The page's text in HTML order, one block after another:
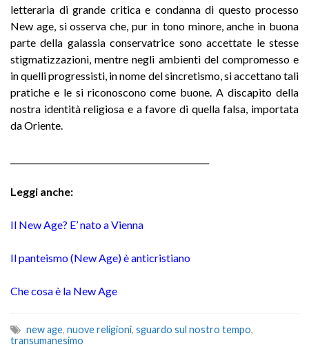
letteraria di grande critica e condanna di questo processo
New age, si osserva che, pur in tono minore, anche in buona
parte della galassia conservatrice sono accettate le stesse
stigmatizzazioni, mentre negli ambienti del compromesso e
in quelli progressisti, in nome del sincretismo, si accettano tali
pratiche e le si riconoscono come buone. A discapito della
nostra identità religiosa e a favore di quella falsa, importata
da Oriente.
Leggi anche:
Il New Age? E’ nato a Vienna
Il panteismo (New Age) è anticristiano
Che cosa è la New Age
new age, nuove religioni, sguardo sul nostro tempo,
transumanesimo